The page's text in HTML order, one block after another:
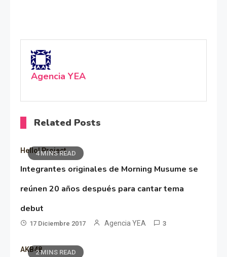
Agencia YEA
Related Posts
4 MINS READ
Hello! Project
Integrantes originales de Morning Musume se
reúnen 20 años después para cantar tema
debut
17 Diciembre 2017 Agencia YEA 3
2 MINS READ
AKB48